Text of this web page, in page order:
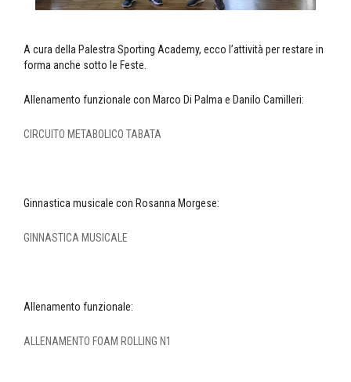
A cura della Palestra Sporting Academy, ecco l’attività per restare in
forma anche sotto le Feste.
Allenamento funzionale con Marco Di Palma e Danilo Camilleri:
CIRCUITO METABOLICO TABATA
Ginnastica musicale con Rosanna Morgese:
GINNASTICA MUSICALE
Allenamento funzionale:
ALLENAMENTO FOAM ROLLING N1